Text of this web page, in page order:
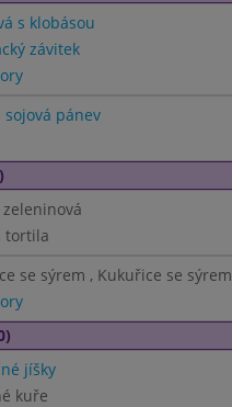
s klobásou
závitek
sojová pánev
zeleninová
tortila
se sýrem , Kukuřice se sýrem
jíšky
kuře